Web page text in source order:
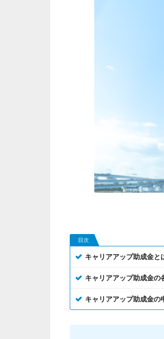
目次
キャリアアップ助成金と
キャリアアップ助成金の
キャリアアップ助成金の